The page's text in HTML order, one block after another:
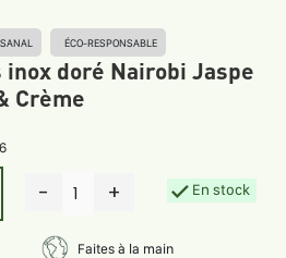
ÉCO-RESPONSABLE
doré Nairobi Jaspe
Crème
Faites à la main
- 1 + En stock